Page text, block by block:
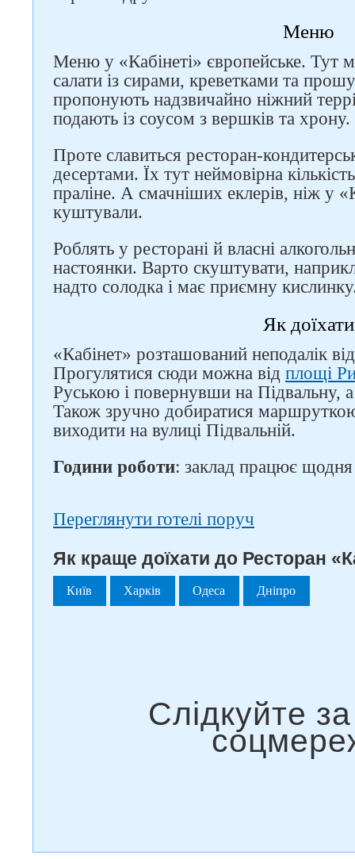
Меню
Меню у «Кабінеті» європейське. Тут
салати із сирами, креветками та
пропонують надзвичайно ніжний
подають із соусом з вершків та хрону.
Проте славиться ресторан-
десертами. Їх тут неймовірна
праліне. А смачніших еклерів, ніж у
куштували.
Роблять у ресторані й власні
настоянки. Варто скуштувати,
надто солодка і має приємну
Як доїхати
«Кабінет» розташований неподалік
Прогулятися сюди можна від площі
Руською і повернувши на Підвальну,
Також зручно добиратися
виходити на вулиці Підвальній.
Години роботи: заклад працює
Переглянути готелі поруч
Як краще доїхати до Ресторан
Київ Харків Одеса Дніпро